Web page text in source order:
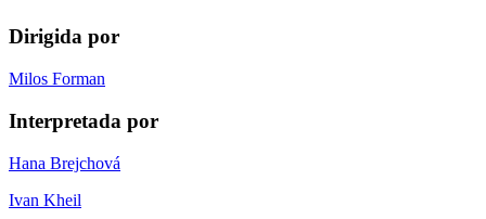
Dirigida por
Milos Forman
Interpretada por
Hana Brejchová
Ivan Kheil